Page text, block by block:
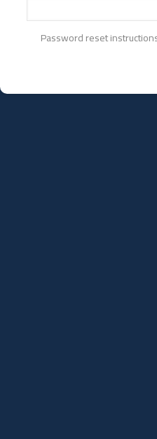
Password reset